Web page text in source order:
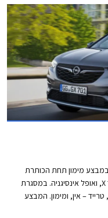
במבצע מימון תחת הכותרת
OPEL_FEST על דגמי אופל אדם, אופל גרנדלנד X, ואופל אינסיגניה. במסגרת
– אין, ומימון. המבצע